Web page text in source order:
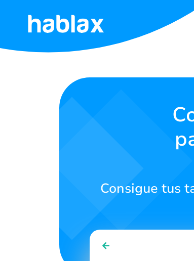
Inicio
Consigue tus